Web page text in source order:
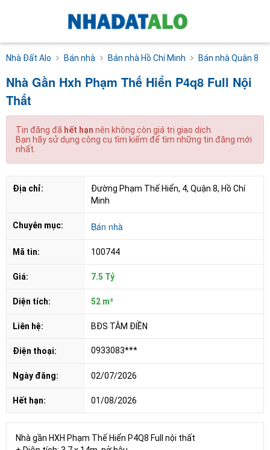
Nhà Đất Alo Bán nhà Bán nhà Hồ Chí Minh Bán nhà Quận 8
Nhà Gần Hxh Phạm Thế Hiển P4q8 Full Nội
Thất
Tin đăng đã hết hạn nên không còn giá trị giao dịch.
Bạn hãy sử dụng công cụ tìm kiếm để tìm những tin đăng mới
nhất.
Địa chỉ:
Đường Phạm Thế Hiển, 4, Quận 8, Hồ Chí
Minh
Chuyên mục: Bán nhà
Mã tin: 100744
Giá: 7.5 Tỷ
Diện tích: 52 m²
Liên hệ: BĐS TÂM ĐIỀN
Điện thoại: 0933083***
Ngày đăng: 02/07/2026
Hết hạn: 01/08/2026
Nhà gần HXH Phạm Thế Hiển P4Q8 Full nội thất